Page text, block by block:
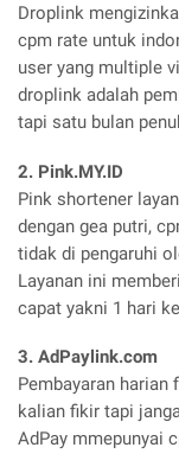
Droplink
cpm rate untuk
user yang multiple
droplink adalah
tapi satu bulan
2. Pink.MY.ID
Pink shortener
dengan gea putri,
tidak di pengaruhi
Layanan ini
capat yakni 1 hari
3. AdPaylink.com
Pembayaran harian
kalian fikir tapi
AdPay mmepunyai